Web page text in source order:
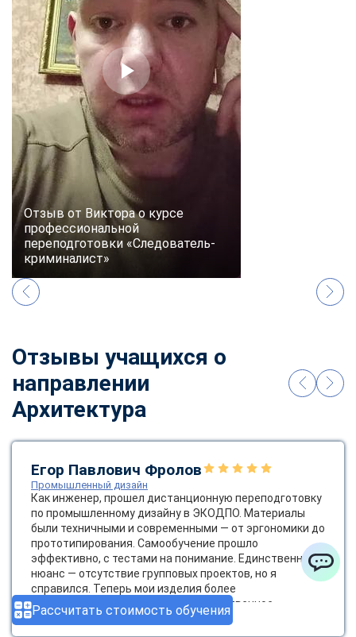
Рассчитать стоимость обучения
Отзыв от Виктора о курсе
профессиональной
переподготовки «Следователь-
криминалист»
Отзывы учащихся о
направлении
Архитектура
Егор Павлович Фролов
Промышленный дизайн
Как инженер, прошел дистанционную переподготовку
по промышленному дизайну в ЭКОДПО. Материалы
были техничными и современными — от эргономики до
прототипирования. Самообучение прошло
эффективно, с тестами на понимание. Единственный
нюанс — отсутствие групповых проектов, но я
справился. Теперь мои изделия более
функциональными. Спасибо за качественное
образование! Было бы круто ввести групповые
онлайн-проекты.
Показать ещё
Свяжитесь с нами через любой удобный мессенджер!
Telegram WhatsApp
Vkontakte EMail
Max
ChatApp